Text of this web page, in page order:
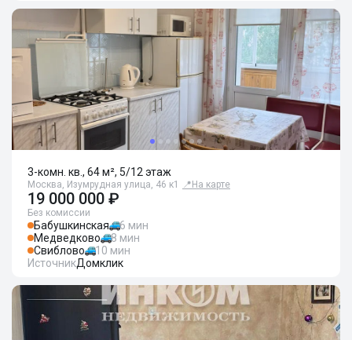
3-комн. кв., 64 м², 5/12 этаж
Москва, Изумрудная улица, 46 к1 📍 На карте
19 000 000 ₽
Без комиссии
Бабушкинская
6 мин
Медведково
8 мин
Свиблово
10 мин
ИсточникДомклик